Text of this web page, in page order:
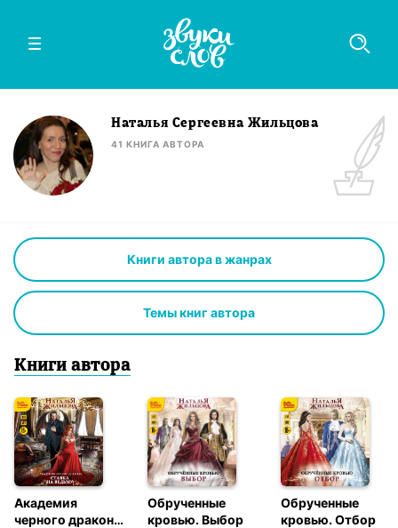
Наталья Сергеевна Жильцова
41 КНИГА АВТОРА
Книги автора в жанрах
Темы книг автора
Книги автора
Академия
черного дракона.
Обрученные
кровью. Выбор
Обрученные
кровью. Отбор